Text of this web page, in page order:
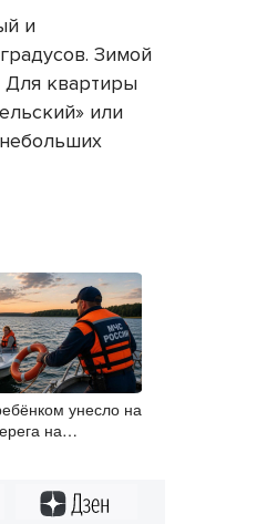
и
Зимой
Для квартиры
или
унесло на
на